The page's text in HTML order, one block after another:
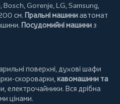
,Bosch,Gorenje,LG,Samsung,
см. Пральні машиниавтомат
. Посудомийні машиниз
поверхні, духові шафи
скороварки,кавомашини та
,електрочайники. Вся дрібна
цінами.